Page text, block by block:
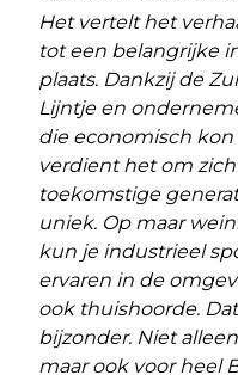
Het vertelt het
tot een belangrijke
plaats. Dankzij de
Lijntje en
die economisch kon
verdient het om
toekomstige
uniek. Op maar
kun je industrieel
ervaren in de
ook thuishoorde.
bijzonder. Niet
maar ook voor heel